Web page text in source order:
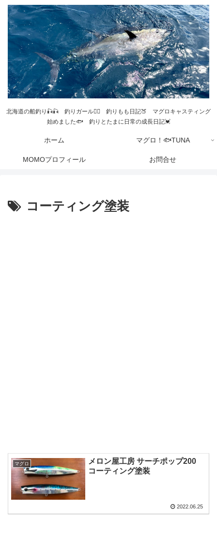
北海道の船釣り🎣🎣 釣りガール💁‍♀️ 釣りもも日記🍑 マグロキャスティング
始めました🐟 釣りとたまに日常の成長日記💓
ホーム マグロ！🐟TUNA
MOMOプロフィール お問合せ
コーティング塗装
マグロ
メロン屋工房 サーチポップ200
コーティング塗装
2022.06.25